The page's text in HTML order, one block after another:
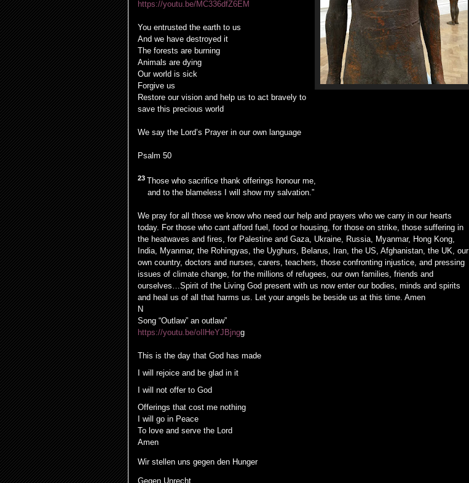
https://youtu.be/MC336dfZ6EM
You entrusted the earth to us
And we have destroyed it
The forests are burning
Animals are dying
Our world is sick
Forgive us
Restore our vision and help us to act bravely to
save this precious world
We say the Lord’s Prayer in our own language
Psalm 50
23 Those who sacrifice thank offerings honour me,
and to the blameless I will show my salvation.”
We pray for all those we know who need our help and prayers who we carry in our hearts
today. For those who cant afford fuel, food or housing, for those on strike, those suffering in
the heatwaves and fires, for Palestine and Gaza, Ukraine, Russia, Myanmar, Hong Kong,
India, Myanmar, the Rohingyas, the Uyghurs, Belarus, Iran, the US, Afghanistan, the UK, our
own country, doctors and nurses, carers, teachers, those confronting injustice, and pressing
issues of climate change, for the millions of refugees, our own families, friends and
ourselves…Spirit of the Living God present with us now enter our bodies, minds and spirits
and heal us of all that harms us. Let your angels be beside us at this time. Amen
N
Song “Outlaw” an outlaw”
https://youtu.be/oIlHeYJBjngg
This is the day that God has made
I will rejoice and be glad in it
I will not offer to God
Offerings that cost me nothing
I will go in Peace
To love and serve the Lord
Amen
Wir stellen uns gegen den Hunger
Gegen Unrecht